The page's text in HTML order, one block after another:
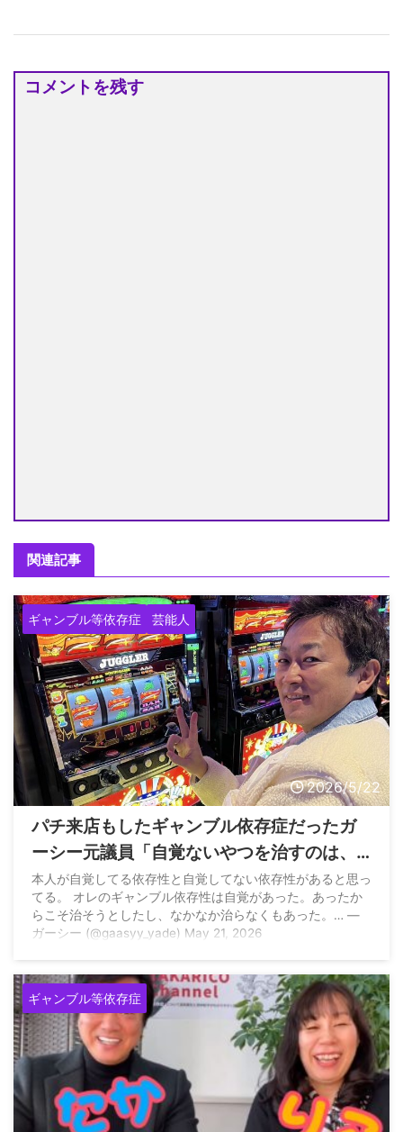
コメントを残す
関連記事
ギャンブル等依存症 芸能人
2026/5/22
パチ来店もしたギャンブル依存症だったガ
ーシー元議員「自覚ないやつを治すのは、
ほぼ無理やと最近思い知った。その自覚な
さにつけ込んで商売する奴、ほんま最低や
と心から軽蔑します。」
本人が自覚してる依存性と自覚してない依存性があると思っ
てる。 オレのギャンブル依存性は自覚があった。あったか
らこそ治そうとしたし、なかなか治らなくもあった。… —
ガーシー (@gaasyy_yade) May 21, 2026
ギャンブル等依存症